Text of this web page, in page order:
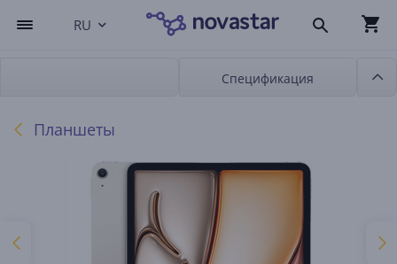
RU
Спецификация
Планшеты